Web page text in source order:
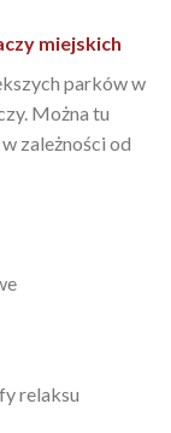
miejskich
parków w
Można tu
zależności od
relaksu